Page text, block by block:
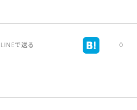
LINEで送る 0